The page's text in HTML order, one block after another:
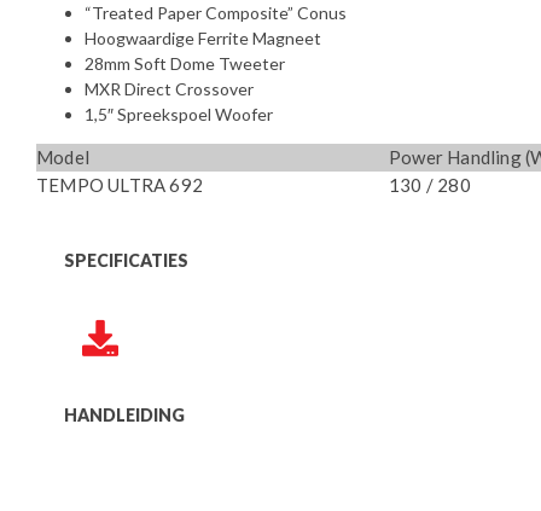
“Treated Paper Composite” Conus
Hoogwaardige Ferrite Magneet
28mm Soft Dome Tweeter
MXR Direct Crossover
1,5″ Spreekspoel Woofer
Model
Power Handling
TEMPO ULTRA 692
130 / 280
SPECIFICATIES
HANDLEIDING